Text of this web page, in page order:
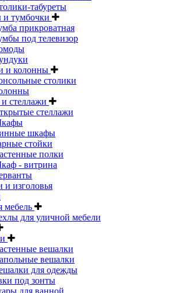
табуреты
тумбочки
прикроватная
под телевизор
и колонны
столики
стеллажи
стеллажи
шкафы
стойки
полки
- витрина
и изголовья
мебель
для уличной мебели
вешалки
вешалки
для одежды
под зонты
для ванной